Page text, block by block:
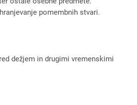
pomembnih stvari.
dežjem in drugimi vremenskimi